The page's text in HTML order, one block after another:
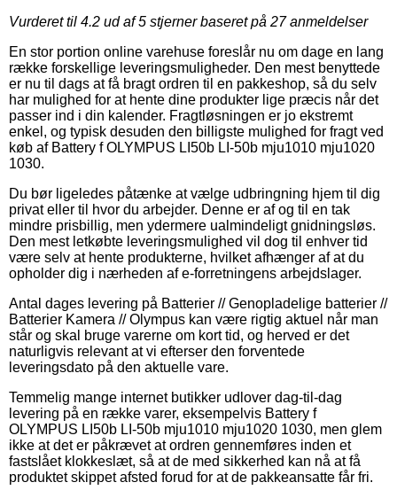
Vurderet til 4.2 ud af 5 stjerner baseret på 27anmeldelser
En stor portion online varehuse foreslår nu om dage en lang
række forskellige leveringsmuligheder. Den mest benyttede
er nu til dags at få bragt ordren til en pakkeshop, så du selv
har mulighed for at hente dine produkter lige præcis når det
passer ind i din kalender. Fragtløsningen er jo ekstremt
enkel, og typisk desuden den billigste mulighed for fragt ved
køb af Battery f OLYMPUS LI50b LI-50b mju1010 mju1020
1030.
Du bør ligeledes påtænke at vælge udbringning hjem til dig
privat eller til hvor du arbejder. Denne er af og til en tak
mindre prisbillig, men ydermere ualmindeligt gnidningsløs.
Den mest letkøbte leveringsmulighed vil dog til enhver tid
være selv at hente produkterne, hvilket afhænger af at du
opholder dig i nærheden af e-forretningens arbejdslager.
Antal dages levering på Batterier // Genopladelige batterier //
Batterier Kamera // Olympus kan være rigtig aktuel når man
står og skal bruge varerne om kort tid, og herved er det
naturligvis relevant at vi efterser den forventede
leveringsdato på den aktuelle vare.
Temmelig mange internet butikker udlover dag-til-dag
levering på en række varer, eksempelvis Battery f
OLYMPUS LI50b LI-50b mju1010 mju1020 1030, men glem
ikke at det er påkrævet at ordren gennemføres inden et
fastslået klokkeslæt, så at de med sikkerhed kan nå at få
produktet skippet afsted forud for at de pakkeansatte får fri.